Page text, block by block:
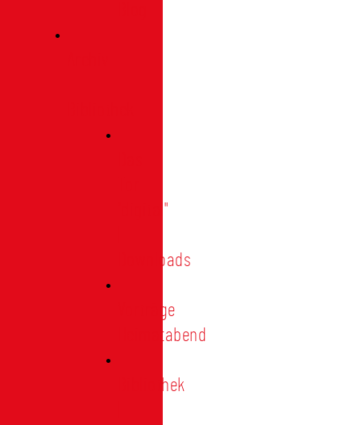
"digital"
Downloads
Vorträge
Heimatabend
Bibliothek